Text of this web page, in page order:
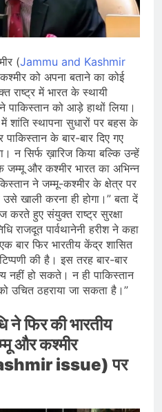
के साथ अभियान चौथे
किया
से पहले देशभर में ‘हर घर
में भारी बारिश और बाढ़ की
की, उत्तर भारत और पूर्वोत्तर में
(Jammu and Kashmir
को अपना बताने का कोई
राष्ट्र में भारत के स्थायी
पाकिस्तान को आड़े हाथों लिया।
शांति स्थापना सुधारों पर बहस के
के बार-बार दिए गए
न सिर्फ ख़ारिज किया बल्कि उन्हें
जम्मू और कश्मीर भारत का अभिन्न
ने जम्मू-कश्मीर के क्षेत्र पर
खाली करना ही होगा।” बता दें
करते हुए संयुक्त राष्ट्र सुरक्षा
राजदूत पार्वथानेनी हरीश ने कहा
बार फिर भारतीय केंद्र शासित
की है। इस तरह बार-बार
नहीं हो सकते। न ही पाकिस्तान
उचित ठहराया जा सकता है।”
ने फिर की भारतीय
और कश्मीर
issue) पर